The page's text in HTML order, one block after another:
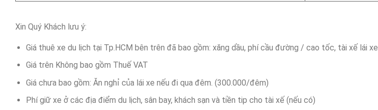
Xin Quý Khách lưu ý:
Giá thuê xe du lịch tại Tp.HCM bên trên đã bao gồm: xăng dầu, phí cầu đường / cao tốc, tài xế lái xe .
Giá trên Không bao gồm Thuế VAT
Giá chưa bao gồm: Ăn nghỉ của lái xe nếu đi qua đêm. (300.000/đêm)
Phí giữ xe ở các địa điểm du lịch, sân bay, khách sạn và tiền tip cho tài xế (nếu có)